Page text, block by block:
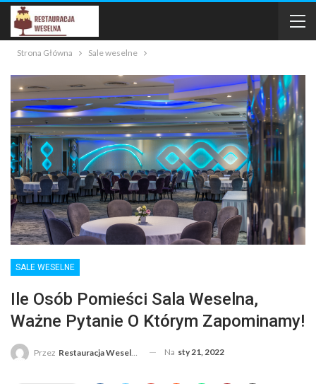
Strona Główna Sale weselne
SALE WESELNE
Ile Osób Pomieści Sala Weselna,
Ważne Pytanie O Którym Zapominamy!
Przez Restauracja Weselna Na sty 21, 2022